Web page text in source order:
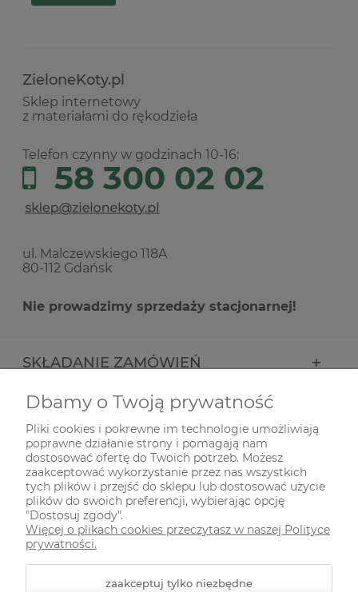
ZieloneKoty.pl
Sklep internetowy
z materiałami do rękodzieła
Telefon czynny w godzinach 10-16:
58 300 02 02
ul. Malczewskiego 118A
80-112 Gdańsk
Nie prowadzimy sprzedaży stacjonarnej!
SKŁADANIE ZAMÓWIEŃ
INFORMACJE
ODWIEDŹ NAS NA
Dbamy o Twoją prywatność
Pliki cookies i pokrewne im technologie umożliwiają
poprawne działanie strony i pomagają nam
dostosować ofertę do Twoich potrzeb. Możesz
zaakceptować wykorzystanie przez nas wszystkich
tych plików i przejść do sklepu lub dostosować użycie
plików do swoich preferencji, wybierając opcję
"Dostosuj zgody".
Więcej o plikach cookies przeczytasz w naszej Polityce
prywatności.
zaakceptuj tylko niezbędne